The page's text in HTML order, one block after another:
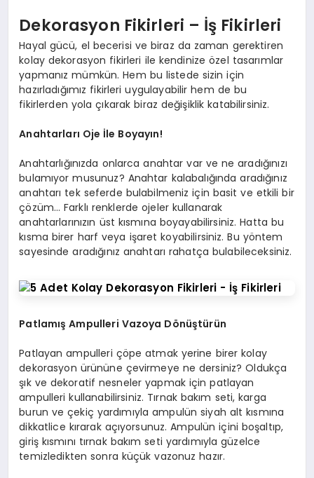
Dekorasyon Fikirleri – İş Fikirleri
Hayal gücü, el becerisi ve biraz da zaman gerektiren
kolay dekorasyon fikirleri ile kendinize özel tasarımlar
yapmanız mümkün. Hem bu listede sizin için
hazırladığımız fikirleri uygulayabilir hem de bu
fikirlerden yola çıkarak biraz değişiklik katabilirsiniz.
Anahtarları Oje İle Boyayın!
Anahtarlığınızda onlarca anahtar var ve ne aradığınızı
bulamıyor musunuz? Anahtar kalabalığında aradığınız
anahtarı tek seferde bulabilmeniz için basit ve etkili bir
çözüm… Farklı renklerde ojeler kullanarak
anahtarlarınızın üst kısmına boyayabilirsiniz. Hatta bu
kısma birer harf veya işaret koyabilirsiniz. Bu yöntem
sayesinde aradığınız anahtarı rahatça bulabileceksiniz.
Patlamış Ampulleri Vazoya Dönüştürün
Patlayan ampulleri çöpe atmak yerine birer kolay
dekorasyon ürününe çevirmeye ne dersiniz? Oldukça
şık ve dekoratif nesneler yapmak için patlayan
ampulleri kullanabilirsiniz. Tırnak bakım seti, karga
burun ve çekiç yardımıyla ampulün siyah alt kısmına
dikkatlice kırarak açıyorsunuz. Ampulün içini boşaltıp,
giriş kısmını tırnak bakım seti yardımıyla güzelce
temizledikten sonra küçük vazonuz hazır.